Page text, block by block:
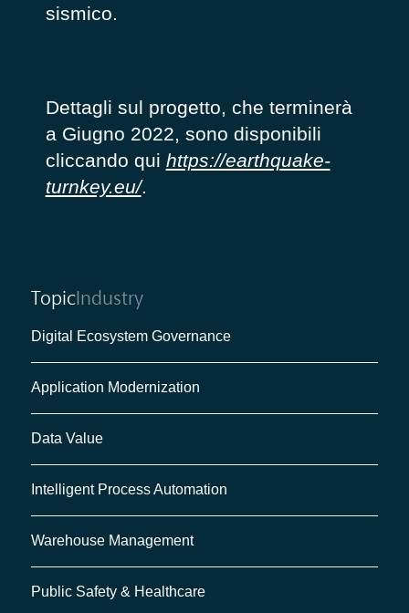
sismico.
Dettagli sul progetto, che terminerà
a Giugno 2022, sono disponibili
cliccando qui https://earthquake-
turnkey.eu/.
TopicIndustry
Digital Ecosystem Governance
Application Modernization
Data Value
Intelligent Process Automation
Warehouse Management
Public Safety & Healthcare